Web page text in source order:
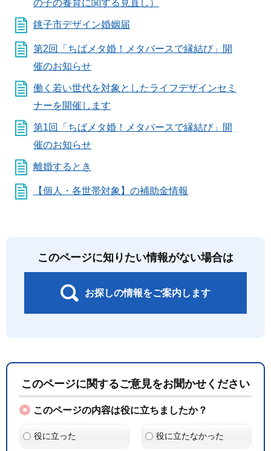
の子の養育に関する見直し）
銚子市デザイン婚姻届
第2回「ちばメタ婚！メタバースで縁結び」開
催のお知らせ
働く若い世代を対象としたライフデザインセミ
ナーを開催します
第1回「ちばメタ婚！メタバースで縁結び」開
催のお知らせ
離婚するとき
【個人・各世帯対象】の補助金情報
このページに知りたい情報がない場合は
お探しの情報をご案内します
このページに関するご意見をお聞かせください
このページの内容は役に立ちましたか？
役に立った 役に立たなかった